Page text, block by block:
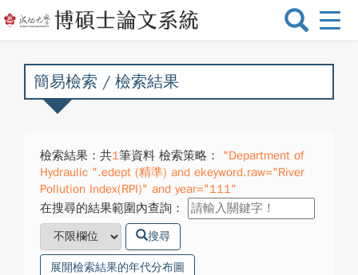
選
換
簡易檢索 / 檢索結果
檢索結果：共1筆資料 檢索策略：
"Department of
Hydraulic ".edept (精準) and ekeyword.raw="River
Pollution Index(RPI)" and year="111"
在搜尋的結果範圍內查詢：
搜尋
展開檢索結果的年代分布圖